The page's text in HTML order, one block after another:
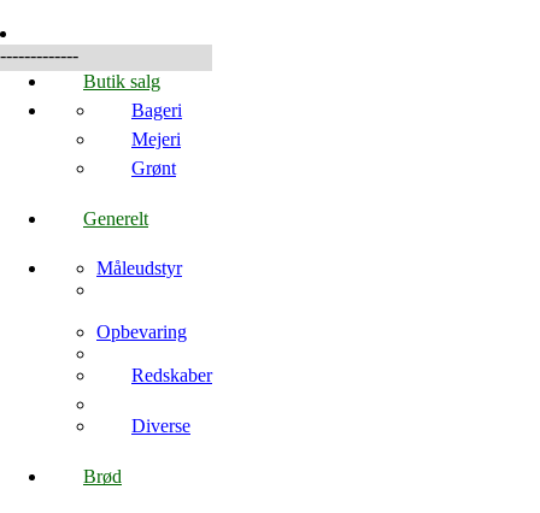
-------------
Butik salg
Bageri
Mejeri
Grønt
Generelt
Måleudstyr
Opbevaring
Redskaber
Diverse
Brød